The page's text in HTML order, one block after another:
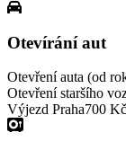
Otevírání aut
Otevření auta (od
Otevření staršího
Výjezd Praha700 Kč